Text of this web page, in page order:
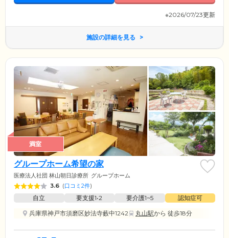
※2026/07/23更新
施設の詳細を見る
満室
グループホーム希望の家
医療法人社団 林山朝日診療所 グループホーム
3.6 (口コミ2件)
自立 要支援1•2 要介護1~5
認知症可
兵庫県神戸市須磨区妙法寺藪中1242
丸山駅から 徒歩18分